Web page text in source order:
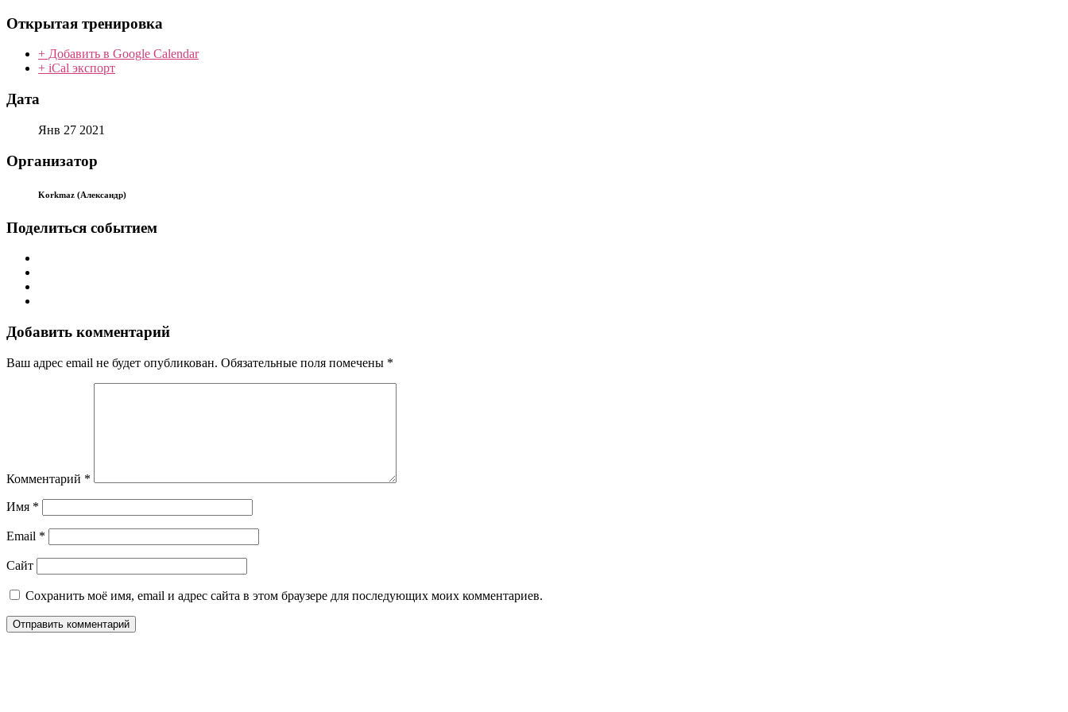
Открытая тренировка
+ Добавить в Google Calendar
+ iCal экспорт
Дата
Янв 27 2021
Организатор
Korkmaz (Александр)
Поделиться событием
Добавить комментарий
Ваш адрес email не будет опубликован. Обязательные поля помечены *
Комментарий *
Имя *
Email *
Сайт
Сохранить моё имя, email и адрес сайта в этом браузере для последующих моих комментариев.